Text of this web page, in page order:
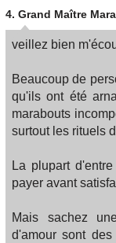
4. Grand Maître
veillez bien
Beaucoup de
qu'ils ont été
marabouts
surtout les rituels
La plupart
payer avant
Mais sachez
d'amour sont